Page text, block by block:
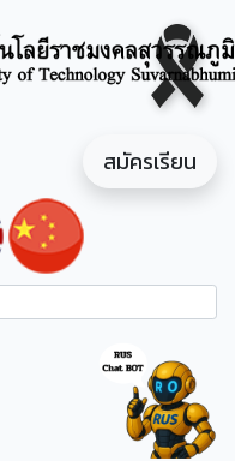
สมัครเรียน